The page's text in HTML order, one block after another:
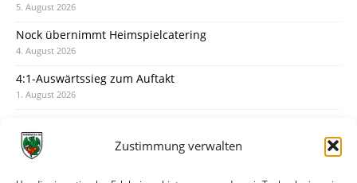
Zustimmung verwalten
5. August 2026
Nock übernimmt Heimspielcatering
4. August 2026
4:1-Auswärtssieg zum Auftakt
1. August 2026
31. Juli 2026